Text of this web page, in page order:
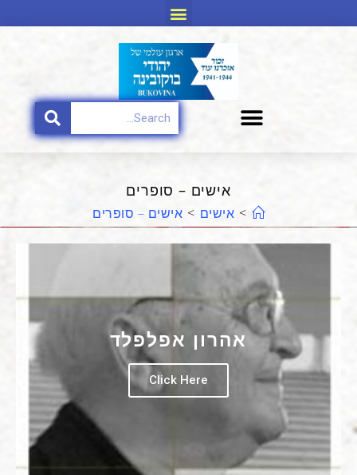
אישים – סופרים
> אישים > אישים – סופרים
אהרון אפלפלד
Click Here